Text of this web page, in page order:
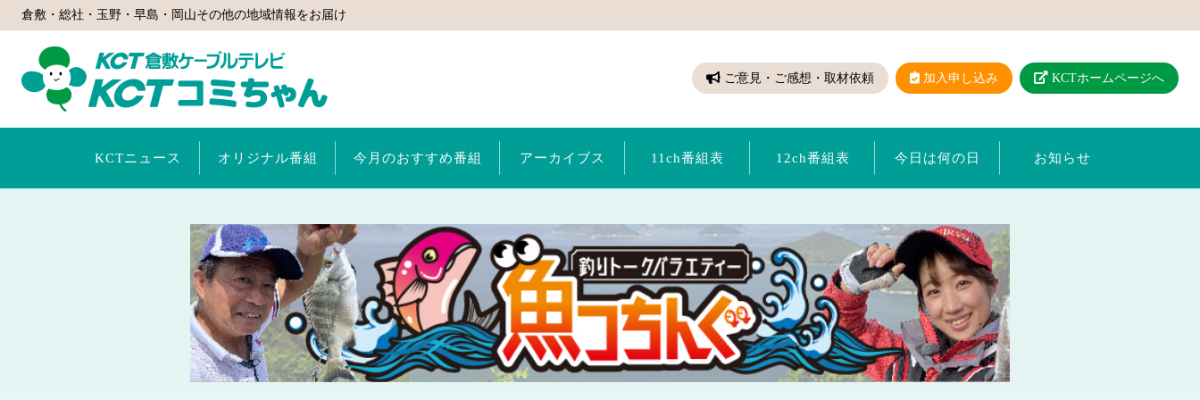
倉敷・総社・玉野・早島・岡山その他の地域情報をお届け
ご意見・ご感想・取材依頼 加入申し込み KCTホームページへ
KCTニュース オリジナル番組 今月のおすすめ番組 アーカイブス 11ch番組表 12ch番組表 今日は何の日 お知らせ